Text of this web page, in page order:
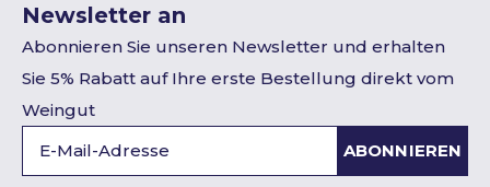
Newsletter an
Abonnieren Sie unseren Newsletter und erhalten
Sie 5% Rabatt auf Ihre erste Bestellung direkt vom
Weingut
ABONNIEREN